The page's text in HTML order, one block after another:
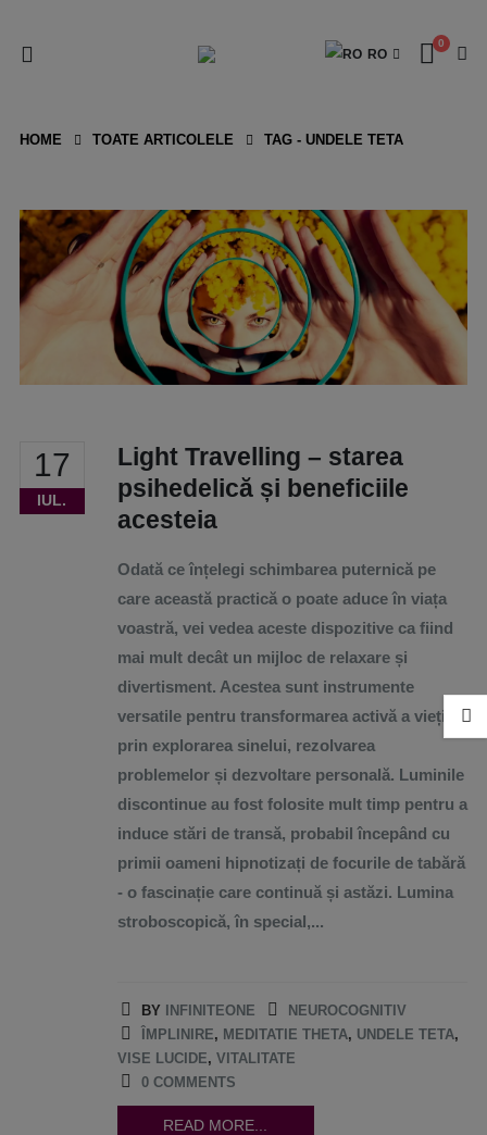
RO
0
HOME TOATE ARTICOLELE TAG - UNDELE TETA
17
IUL.
Light Travelling – starea
psihedelică și beneficiile
acesteia
Odată ce înțelegi schimbarea puternică pe
care această practică o poate aduce în viața
voastră, vei vedea aceste dispozitive ca fiind
mai mult decât un mijloc de relaxare și
divertisment. Acestea sunt instrumente
versatile pentru transformarea activă a vieții
prin explorarea sinelui, rezolvarea
problemelor și dezvoltare personală. Luminile
discontinue au fost folosite mult timp pentru a
induce stări de transă, probabil începând cu
primii oameni hipnotizați de focurile de tabără
- o fascinație care continuă și astăzi. Lumina
stroboscopică, în special,...
BY INFINITEONE
NEUROCOGNITIV
ÎMPLINIRE, MEDITATIE THETA, UNDELE TETA,
VISE LUCIDE, VITALITATE
0 COMMENTS
READ MORE...